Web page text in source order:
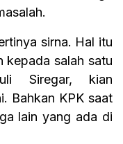
sirna. Hal itu
kepada salah satu
Siregar, kian
Bahkan KPK saat
lain yang ada di